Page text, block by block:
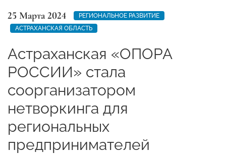
25 Марта 2024
РЕГИОНАЛЬНОЕ РАЗВИТИЕ
АСТРАХАНСКАЯ ОБЛАСТЬ
Астраханская «ОПОРА
РОССИИ» стала
соорганизатором
нетворкинга для
региональных
предпринимателей